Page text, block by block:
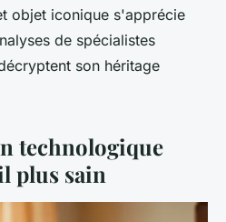
objet iconique s'apprécie
de spécialistes
son héritage
technologique
plus sain